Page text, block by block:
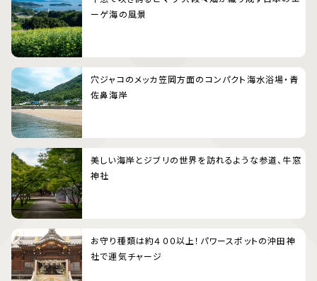
ーゲ海の風景
穴ジャコのメッカ笠岡方面のコンパクト海水浴場・青
佐鼻海岸
美しい海岸とジブリの世界を訪れるような参道、牛窓
神社
お守り種類は約４００以上！パワースポットの沖田神
社で運気チャージ